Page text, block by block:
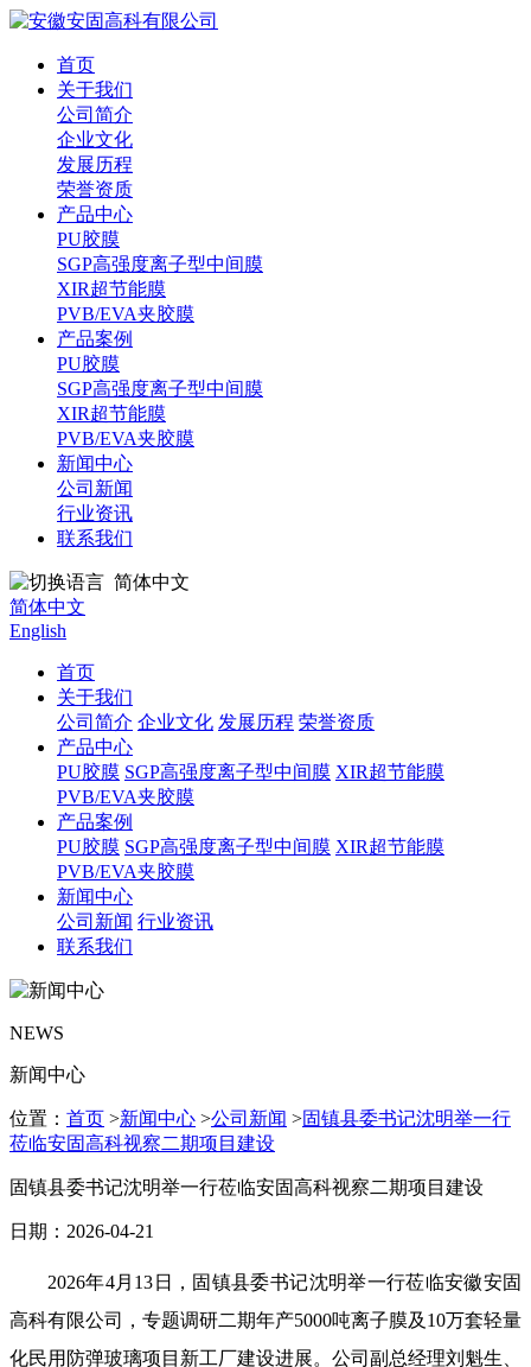
首页
关于我们
公司简介
企业文化
发展历程
荣誉资质
产品中心
PU胶膜
SGP高强度离子型中间膜
XIR超节能膜
PVB/EVA夹胶膜
产品案例
PU胶膜
SGP高强度离子型中间膜
XIR超节能膜
PVB/EVA夹胶膜
新闻中心
公司新闻
行业资讯
联系我们
简体中文
简体中文
English
首页
关于我们
公司简介 企业文化 发展历程 荣誉资质
产品中心
PU胶膜 SGP高强度离子型中间膜 XIR超节能膜
PVB/EVA夹胶膜
产品案例
PU胶膜 SGP高强度离子型中间膜 XIR超节能膜
PVB/EVA夹胶膜
新闻中心
公司新闻 行业资讯
联系我们
NEWS
新闻中心
位置： 首页 >新闻中心 >公司新闻 >固镇县委书记沈明举一行
莅临安固高科视察二期项目建设
固镇县委书记沈明举一行莅临安固高科视察二期项目建设
日期：2026-04-21
2026年4月13日，固镇县委书记沈明举一行莅临安徽安固
高科有限公司，专题调研二期年产5000吨离子膜及10万套轻量
化民用防弹玻璃项目新工厂建设进展。公司副总经理刘魁生、